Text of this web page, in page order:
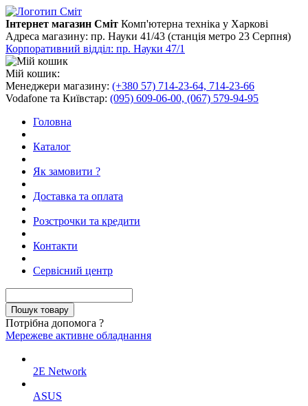
Інтернет магазин Сміт Комп'ютерна техніка у Харкові
Адреса магазину: пр. Науки 41/43 (станція метро 23 Серпня)
Корпоративний відділ: пр. Науки 47/1
Мій кошик:
Менеджери магазину: (+380 57) 714-23-64, 714-23-66
Vodafone та Київстар: (095) 609-06-00, (067) 579-94-95
Головна
Каталог
Як замовити ?
Доставка та оплата
Розстрочки та кредити
Контакти
Сервісний центр
Потрібна допомога ?
Мережеве активне обладнання
2E Network
ASUS